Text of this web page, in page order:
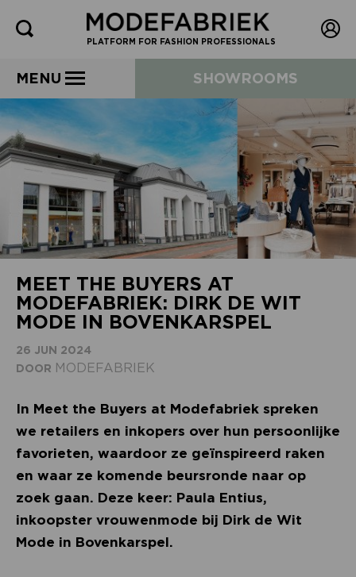
PLATFORM FOR FASHION PROFESSIONALS
MENU SHOWROOMS
MEET THE BUYERS AT
MODEFABRIEK: DIRK DE WIT
MODE IN BOVENKARSPEL
26 JUN 2024
DOOR MODEFABRIEK
In Meet the Buyers at Modefabriek spreken
we retailers en inkopers over hun persoonlijke
favorieten, waardoor ze geïnspireerd raken
en waar ze komende beursronde naar op
zoek gaan. Deze keer: Paula Entius,
inkoopster vrouwenmode bij Dirk de Wit
Mode in Bovenkarspel.